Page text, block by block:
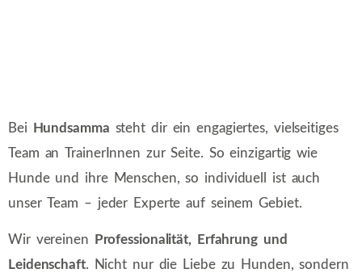
Bei Hundsamma steht dir ein engagiertes, vielseitiges
Team an TrainerInnen zur Seite. So einzigartig wie
Hunde und ihre Menschen, so individuell ist auch
unser Team – jeder Experte auf seinem Gebiet.
Wir vereinen
Professionalität, Erfahrung und
Leidenschaft. Nicht nur die Liebe zu Hunden, sondern